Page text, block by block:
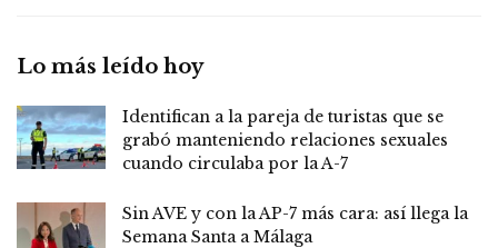
Lo más leído hoy
Identifican a la pareja de turistas que se
grabó manteniendo relaciones sexuales
cuando circulaba por la A-7
Sin AVE y con la AP-7 más cara: así llega la
Semana Santa a Málaga